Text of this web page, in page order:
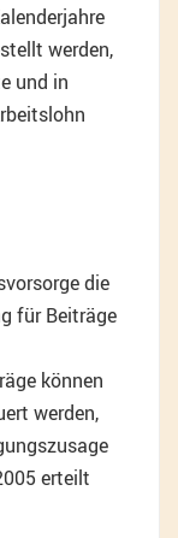
werden,
und in
die
für Beiträge
können
werden,
erteilt